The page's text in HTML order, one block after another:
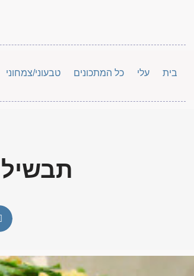
בית עלי כל המתכונים טבעוני/צמחוני